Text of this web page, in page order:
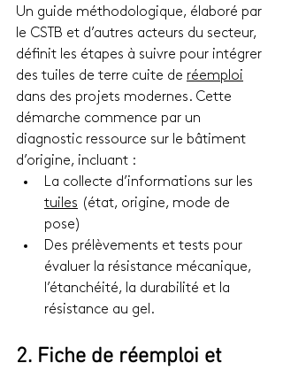
Un guide méthodologique, élaboré par
le CSTB et d’autres acteurs du secteur,
définit les étapes à suivre pour intégrer
des tuiles de terre cuite de réemploi
dans des projets modernes. Cette
démarche commence par un
diagnostic ressource sur le bâtiment
d’origine, incluant :
La collecte d’informations sur les
tuiles (état, origine, mode de
pose)
Des prélèvements et tests pour
évaluer la résistance mécanique,
l’étanchéité, la durabilité et la
résistance au gel.
2. Fiche de réemploi et